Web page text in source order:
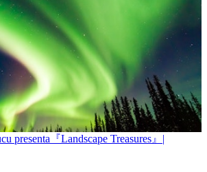
presenta『Landscape Treasures』|